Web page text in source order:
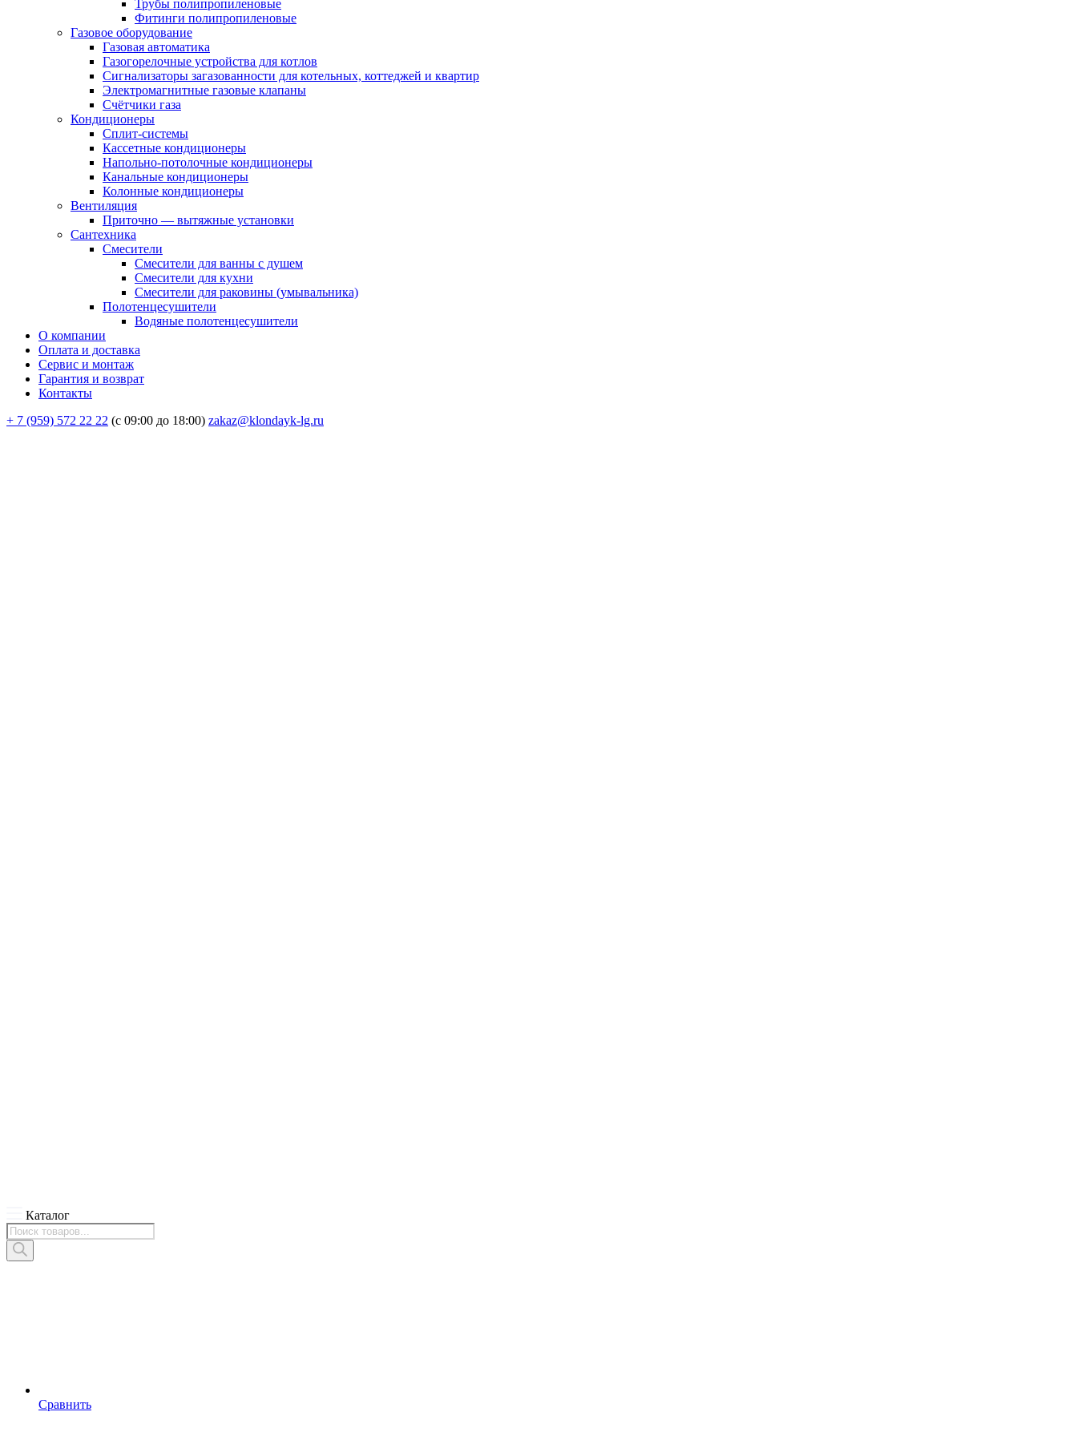
Трубы полипропиленовые
Фитинги полипропиленовые
Газовое оборудование
Газовая автоматика
Газогорелочные устройства для котлов
Сигнализаторы загазованности для котельных, коттеджей и квартир
Электромагнитные газовые клапаны
Счётчики газа
Кондиционеры
Сплит-системы
Кассетные кондиционеры
Напольно-потолочные кондиционеры
Канальные кондиционеры
Колонные кондиционеры
Вентиляция
Приточно — вытяжные установки
Сантехника
Смесители
Смесители для ванны с душем
Смесители для кухни
Смесители для раковины (умывальника)
Полотенцесушители
Водяные полотенцесушители
О компании
Оплата и доставка
Сервис и монтаж
Гарантия и возврат
Контакты
+ 7 (959) 572 22 22 (с 09:00 до 18:00) zakaz@klondayk-lg.ru
Каталог
Поиск
товаров
Сравнить